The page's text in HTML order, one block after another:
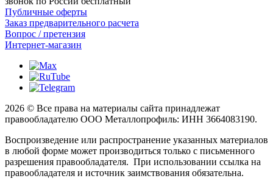
Публичные оферты
Заказ предварительного расчета
Вопрос / претензия
Интернет-магазин
2026 © Все права на материалы сайта принадлежат
правообладателю ООО Металлопрофиль: ИНН 3664083190.
Воспроизведение или распространение указанных материалов
в любой форме может производиться только с письменного
разрешения правообладателя. При использовании ссылка на
правообладателя и источник заимствования обязательна.